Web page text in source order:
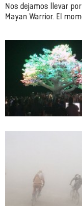
Nos dejamos llevar
Mayan Warrior. El